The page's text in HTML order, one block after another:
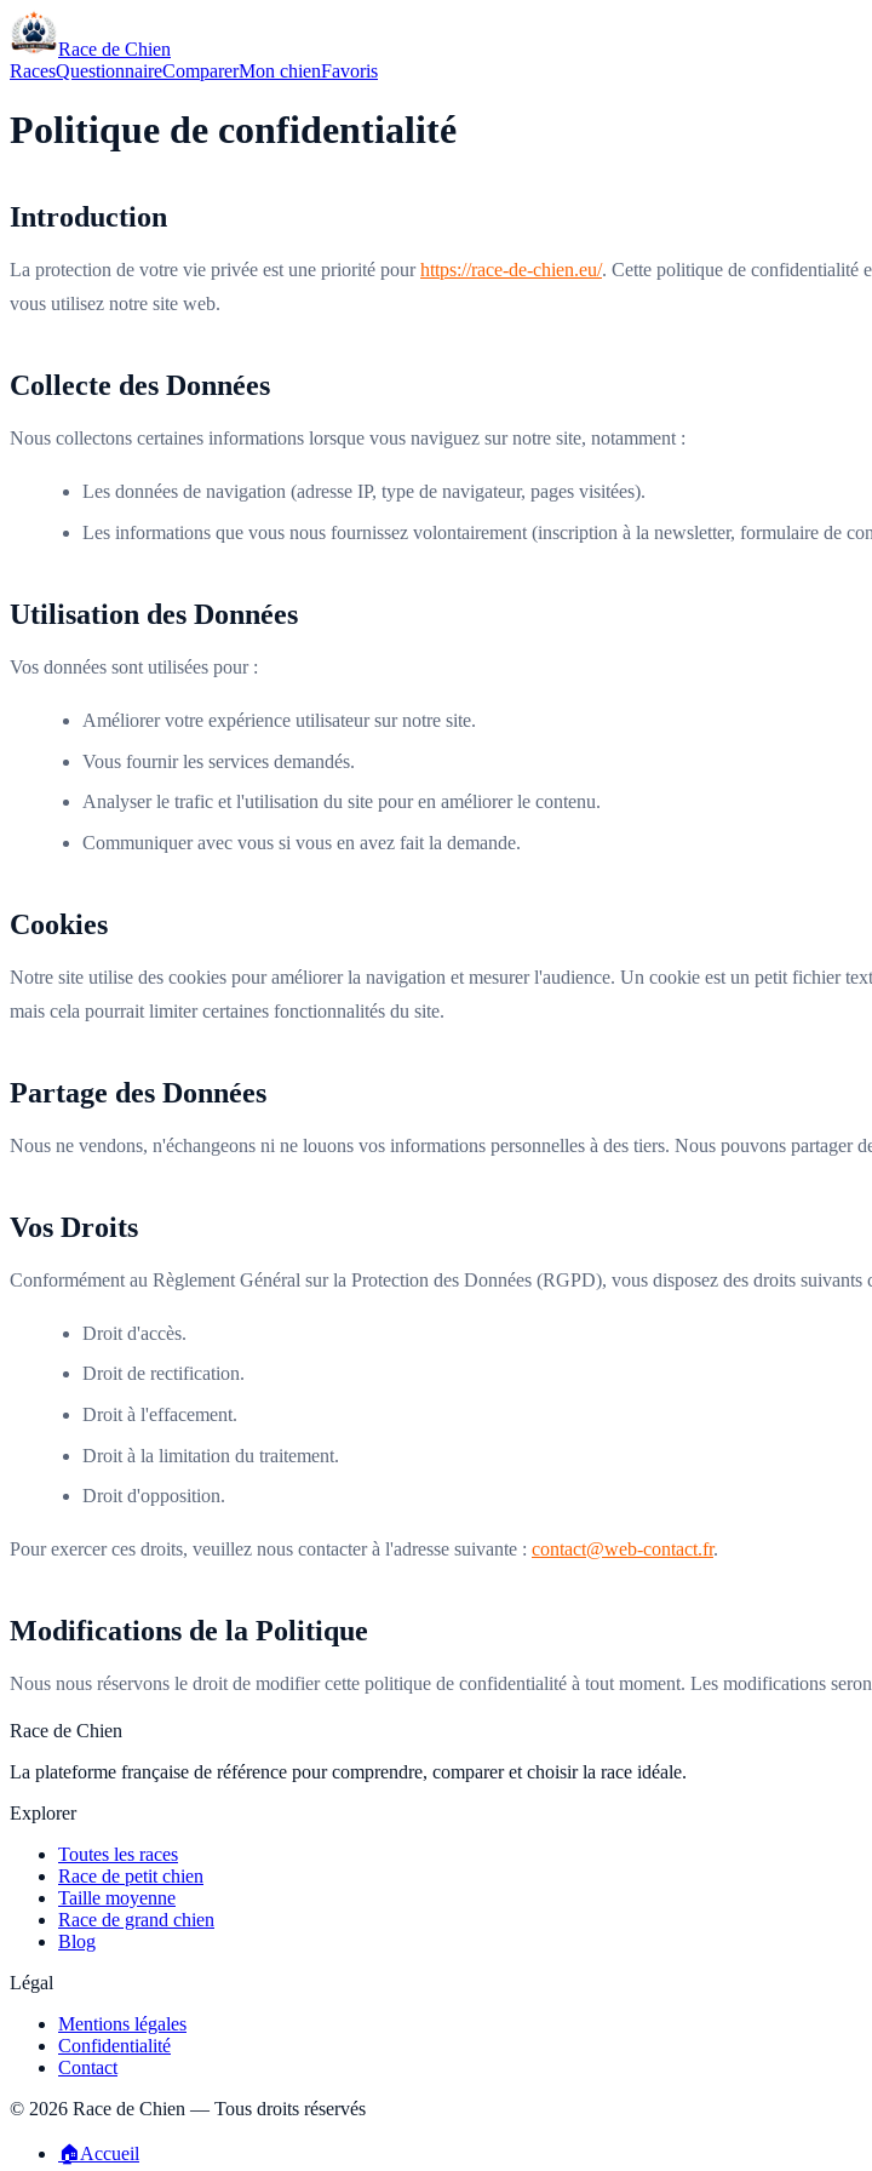
Race de Chien
RacesQuestionnaireComparerMon chienFavoris
Politique de confidentialité
Introduction
La protection de votre vie privée est une priorité pour https://race-de-chien.eu/. Cette politique de confidentialité
vous utilisez notre site web.
Collecte des Données
Nous collectons certaines informations lorsque vous naviguez sur notre site, notamment :
Les données de navigation (adresse IP, type de navigateur, pages visitées).
Les informations que vous nous fournissez volontairement (inscription à la newsletter, formulaire de
Utilisation des Données
Vos données sont utilisées pour :
Améliorer votre expérience utilisateur sur notre site.
Vous fournir les services demandés.
Analyser le trafic et l'utilisation du site pour en améliorer le contenu.
Communiquer avec vous si vous en avez fait la demande.
Cookies
Notre site utilise des cookies pour améliorer la navigation et mesurer l'audience. Un cookie est un petit fichier
mais cela pourrait limiter certaines fonctionnalités du site.
Partage des Données
Nous ne vendons, n'échangeons ni ne louons vos informations personnelles à des tiers. Nous pouvons partager
Vos Droits
Conformément au Règlement Général sur la Protection des Données (RGPD), vous disposez des droits suivants
Droit d'accès.
Droit de rectification.
Droit à l'effacement.
Droit à la limitation du traitement.
Droit d'opposition.
Pour exercer ces droits, veuillez nous contacter à l'adresse suivante : contact@web-contact.fr.
Modifications de la Politique
Nous nous réservons le droit de modifier cette politique de confidentialité à tout moment. Les modifications
Race de Chien
La plateforme française de référence pour comprendre, comparer et choisir la race idéale.
Explorer
Toutes les races
Race de petit chien
Taille moyenne
Race de grand chien
Blog
Légal
Mentions légales
Confidentialité
Contact
© 2026 Race de Chien — Tous droits réservés
🏠Accueil